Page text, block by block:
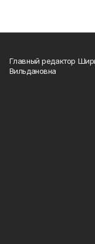
Главный редактор
Вильдановна